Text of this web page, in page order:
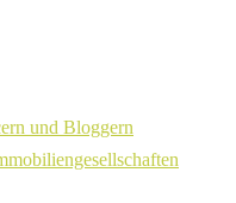
und Bloggern